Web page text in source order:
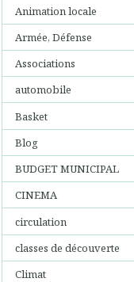
Animation locale
Armée, Défense
Associations
automobile
Basket
Blog
BUDGET MUNICIPAL
CINEMA
circulation
classes de découverte
Climat